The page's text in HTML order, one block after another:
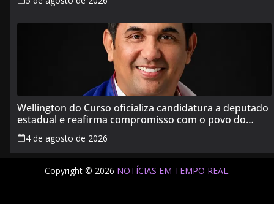
Wellington do Curso oficializa candidatura a deputado
estadual e reafirma compromisso com o povo do
Maranhão
4 de agosto de 2026
Copyright © 2026 NOTÍCIAS EM TEMPO REAL.